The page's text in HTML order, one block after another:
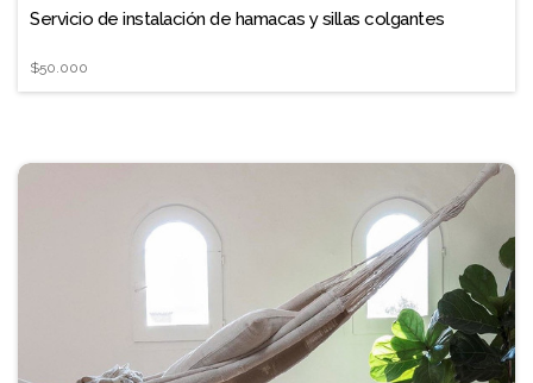
Servicio de instalación de hamacas y sillas colgantes
$50.000